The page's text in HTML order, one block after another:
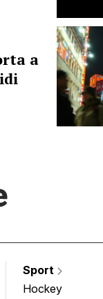
a
Sport
Hockey